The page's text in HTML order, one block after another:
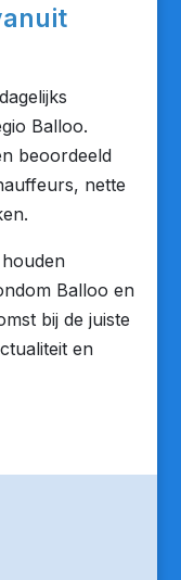
Balloo.
beoordeeld
nette
Balloo en
bij de juiste
en